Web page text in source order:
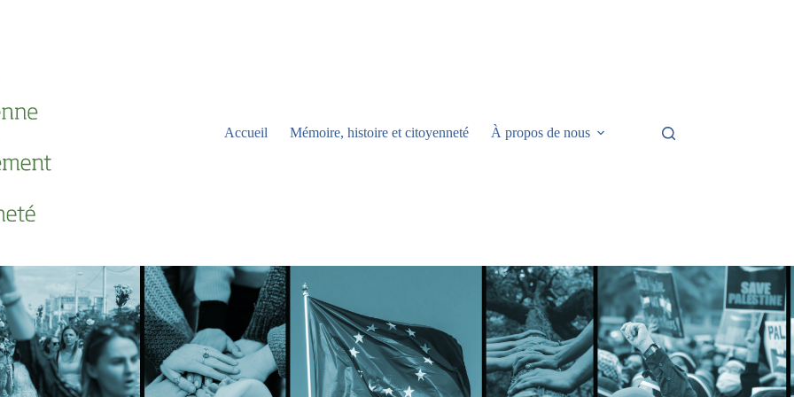
Accueil Mémoire, histoire et citoyenneté À propos de nous